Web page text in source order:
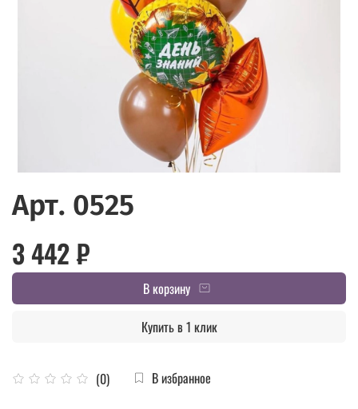
Арт. 0525
(0) В избранное
3 442 ₽
В корзину
Купить в 1 клик